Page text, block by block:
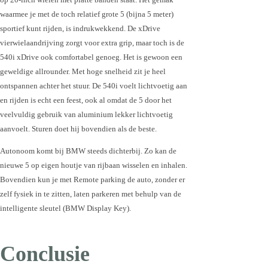
waarmee je met de toch relatief grote 5 (bijna 5 meter)
sportief kunt rijden, is indrukwekkend. De xDrive
vierwielaandrijving zorgt voor extra grip, maar toch is de
540i xDrive ook comfortabel genoeg. Het is gewoon een
geweldige allrounder. Met hoge snelheid zit je heel
ontspannen achter het stuur. De 540i voelt lichtvoetig aan
en rijden is echt een feest, ook al omdat de 5 door het
veelvuldig gebruik van aluminium lekker lichtvoetig
aanvoelt. Sturen doet hij bovendien als de beste.
Autonoom komt bij BMW steeds dichterbij. Zo kan de
nieuwe 5 op eigen houtje van rijbaan wisselen en inhalen.
Bovendien kun je met Remote parking de auto, zonder er
zelf fysiek in te zitten, laten parkeren met behulp van de
intelligente sleutel (BMW Display Key).
Conclusie